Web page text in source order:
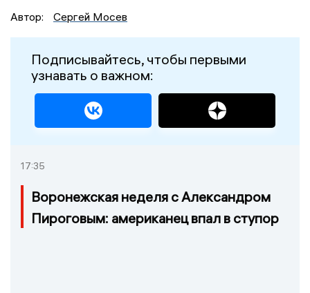
Автор:
Сергей Мосев
Подписывайтесь, чтобы первыми
узнавать о важном:
17:35
Воронежская неделя с Александром
Пироговым: американец впал в ступор